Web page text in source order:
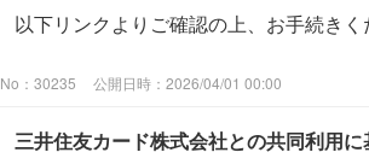
以下リンクよりご確認の上、お手続き
No：30235 公開日時：2026/04/01 00:00
三井住友カード株式会社との共同利用